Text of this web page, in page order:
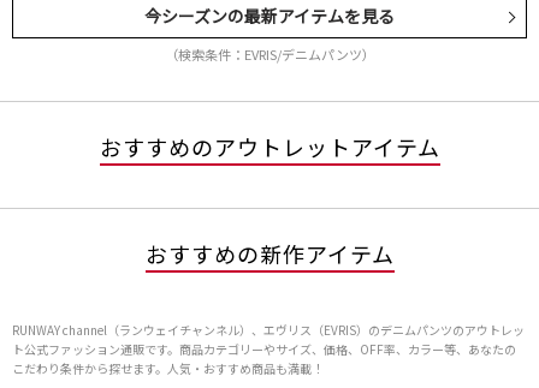
今シーズンの最新アイテムを見る
（検索条件：EVRIS/デニムパンツ）
おすすめのアウトレットアイテム
おすすめの新作アイテム
RUNWAY channel（ランウェイチャンネル）、エヴリス（EVRIS）のデニムパンツのアウトレッ
ト公式ファッション通販です。商品カテゴリーやサイズ、価格、OFF率、カラー等、あなたの
こだわり条件から探せます。人気・おすすめ商品も満載！